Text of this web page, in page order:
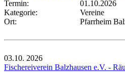
Termin:
01.10.2026
Kategorie:
Vereine
Ort:
Pfarrheim
03.10. 2026
Fischereiverein Balzhausen e.V. -